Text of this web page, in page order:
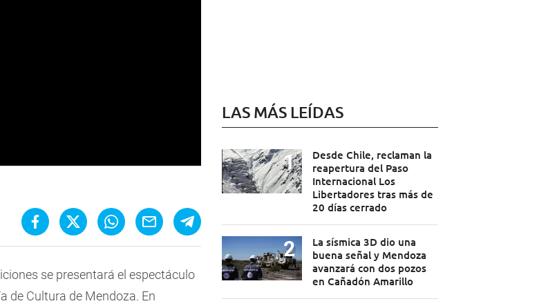
se presentará el espectáculo
de Cultura de Mendoza. En
LAS MÁS LEÍDAS
Desde Chile, reclaman la
reapertura del Paso
Internacional Los
Libertadores tras más de
20 días cerrado
La sísmica 3D dio una
buena señal y Mendoza
avanzará con dos pozos
en Cañadón Amarillo